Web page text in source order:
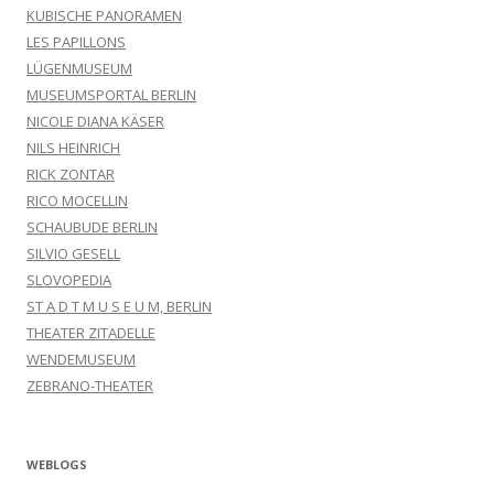
KUBISCHE PANORAMEN
LES PAPILLONS
LÜGENMUSEUM
MUSEUMSPORTAL BERLIN
NICOLE DIANA KÄSER
NILS HEINRICH
RICK ZONTAR
RICO MOCELLIN
SCHAUBUDE BERLIN
SILVIO GESELL
SLOVOPEDIA
ST A D T M U S E U M, BERLIN
THEATER ZITADELLE
WENDEMUSEUM
ZEBRANO-THEATER
WEBLOGS